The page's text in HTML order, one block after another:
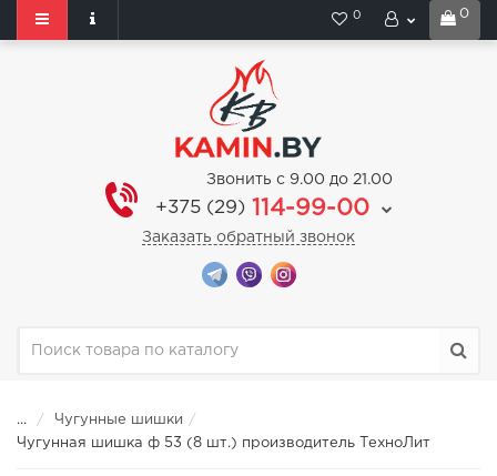
0
0
Звонить с 9.00 до 21.00
+375 (29) 114-99-00
Заказать обратный звонок
...
Чугунные шишки
Чугунная шишка ф 53 (8 шт.) производитель ТехноЛит